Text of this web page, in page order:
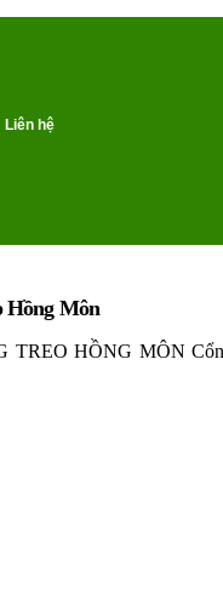
Liên hệ
Hồng Môn
HỒNG MÔN